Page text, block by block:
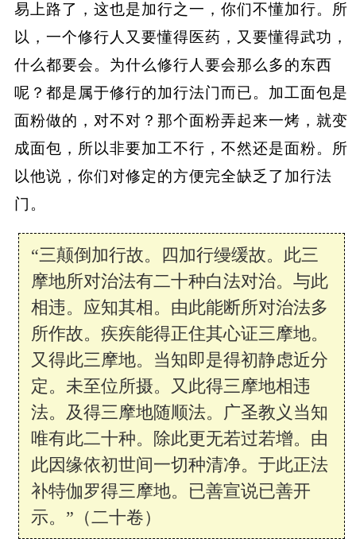
易上路了，这也是加行之一，你们不懂加行。所
以，一个修行人又要懂得医药，又要懂得武功，
什么都要会。为什么修行人要会那么多的东西
呢？都是属于修行的加行法门而已。加工面包是
面粉做的，对不对？那个面粉弄起来一烤，就变
成面包，所以非要加工不行，不然还是面粉。所
以他说，你们对修定的方便完全缺乏了加行法
门。
“三颠倒加行故。四加行缦缓故。此三
摩地所对治法有二十种白法对治。与此
相违。应知其相。由此能断所对治法多
所作故。疾疾能得正住其心证三摩地。
又得此三摩地。当知即是得初静虑近分
定。未至位所摄。又此得三摩地相违
法。及得三摩地随顺法。广圣教义当知
唯有此二十种。除此更无若过若增。由
此因缘依初世间一切种清净。于此正法
补特伽罗得三摩地。已善宣说已善开
示。”（二十卷）